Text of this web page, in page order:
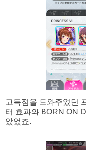
고득점을 도와주었던
터 효과와 BORN ON
았었죠.